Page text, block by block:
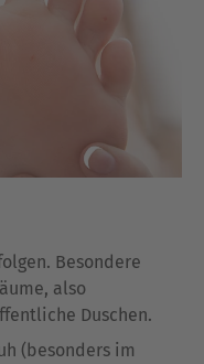
Besondere
also
Duschen.
(besonders im